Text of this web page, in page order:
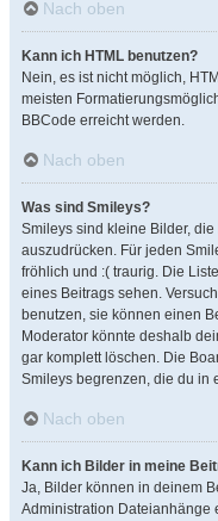
Nach oben
Kann ich HTML benutzen?
Nein, es ist nicht möglich,
meisten
BBCode erreicht werden.
Nach oben
Was sind Smileys?
Smileys sind kleine Bilder,
auszudrücken. Für jeden
fröhlich und :( traurig. Die
eines Beitrags sehen.
benutzen, sie können einen
Moderator könnte deshalb
gar komplett löschen. Die
Smileys begrenzen, die du in
Nach oben
Kann ich Bilder in meine
Ja, Bilder können in deinem
Administration Dateianhänge